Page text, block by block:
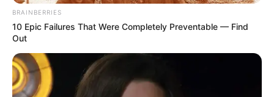
BRAINBERRIES
10 Epic Failures That Were Completely Preventable — Find
Out